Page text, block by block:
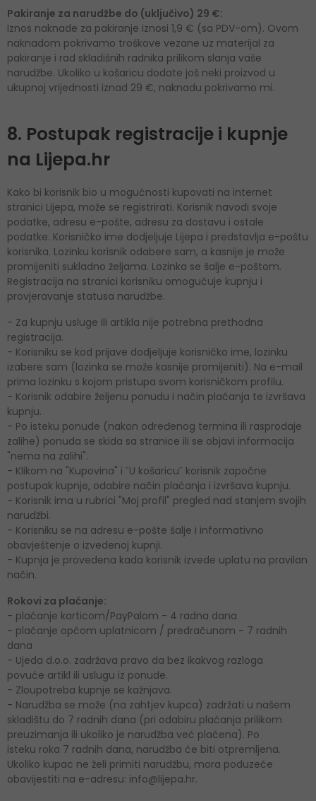
Pakiranje za narudžbe do (uključivo) 29 €:
Iznos naknade za pakiranje iznosi 1,9 € (sa PDV-om). Ovom
naknadom pokrivamo troškove vezane uz materijal za
pakiranje i rad skladišnih radnika prilikom slanja vaše
narudžbe. Ukoliko u košaricu dodate još neki proizvod u
ukupnoj vrijednosti iznad 29 €, naknadu pokrivamo mi.
8. Postupak registracije i kupnje
na Lijepa.hr
Kako bi korisnik bio u mogućnosti kupovati na internet
stranici Lijepa, može se registrirati. Korisnik navodi svoje
podatke, adresu e-pošte, adresu za dostavu i ostale
podatke. Korisničko ime dodjeljuje Lijepa i predstavlja e-poštu
korisnika. Lozinku korisnik odabere sam, a kasnije je može
promijeniti sukladno željama. Lozinka se šalje e-poštom.
Registracija na stranici korisniku omogućuje kupnju i
provjeravanje statusa narudžbe.
- Za kupnju usluge ili artikla nije potrebna prethodna
registracija.
- Korisniku se kod prijave dodjeljuje korisničko ime, lozinku
izabere sam (lozinka se može kasnije promijeniti). Na e-mail
prima lozinku s kojom pristupa svom korisničkom profilu.
- Korisnik odabire željenu ponudu i način plaćanja te izvršava
kupnju.
- Po isteku ponude (nakon određenog termina ili rasprodaje
zalihe) ponuda se skida sa stranice ili se objavi informacija
"nema na zalihi".
- Klikom na "Kupovina" i ˝U košaricu˝ korisnik započne
postupak kupnje, odabire način plaćanja i izvršava kupnju.
- Korisnik ima u rubrici "Moj profil" pregled nad stanjem svojih
narudžbi.
- Korisniku se na adresu e-pošte šalje i informativno
obavještenje o izvedenoj kupnji.
- Kupnja je provedena kada korisnik izvede uplatu na pravilan
način.
Rokovi za plaćanje:
- plaćanje karticom/PayPalom - 4 radna dana
- plaćanje općom uplatnicom / predračunom - 7 radnih
dana
- Ujeda d.o.o. zadržava pravo da bez ikakvog razloga
povuće artikl ili uslugu iz ponude.
- Zloupotreba kupnje se kažnjava.
- Narudžba se može (na zahtjev kupca) zadržati u našem
skladištu do 7 radnih dana (pri odabiru plaćanja prilikom
preuzimanja ili ukoliko je narudžba već plaćena). Po
isteku roka 7 radnih dana, narudžba će biti otpremljena.
Ukoliko kupac ne želi primiti narudžbu, mora poduzeće
obavijestiti na e-adresu: info@lijepa.hr.